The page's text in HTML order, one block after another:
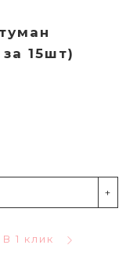
15шт)
+
В 1 клик